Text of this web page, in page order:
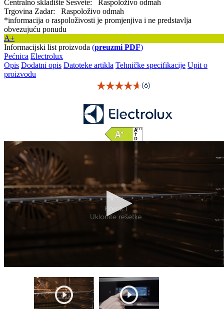
Centralno skladište Sesvete:
Raspoloživo odmah
Trgovina Zadar:
Raspoloživo odmah
*informacija o raspoloživosti je promjenjiva i ne predstavlja
obvezujuću ponudu
A+
Informacijski list proizvoda (preuzmi PDF)
Pećnica Electrolux
Opis Dodatni opis Datoteke artikla Tehničke specifikacije Upit o
proizvodu
(6)